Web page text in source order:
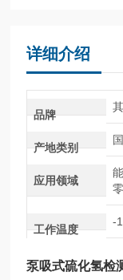
详细介绍
品牌
产地类别
应用领域
工作温度
-
泵吸式硫化氢检